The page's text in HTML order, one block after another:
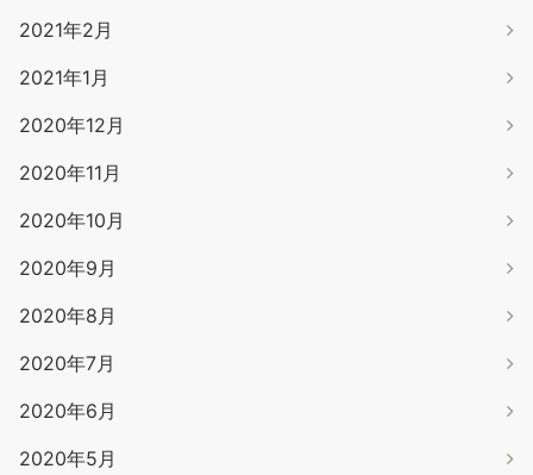
2021年2月
2021年1月
2020年12月
2020年11月
2020年10月
2020年9月
2020年8月
2020年7月
2020年6月
2020年5月